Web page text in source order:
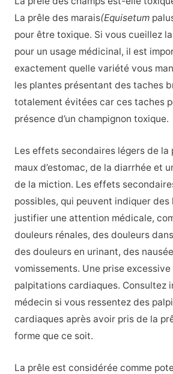
La prêle des marais(Equisetum
pour être toxique. Si vous cueillez
pour un usage médicinal, il est
exactement quelle variété vous
les plantes présentant des taches
totalement évitées car ces taches
présence d’un champignon toxique.
Les effets secondaires légers de la
maux d’estomac, de la diarrhée et
de la miction. Les effets
possibles, qui peuvent indiquer des
justifier une attention médicale,
douleurs rénales, des douleurs
des douleurs en urinant, des
vomissements. Une prise
palpitations cardiaques. Consultez
médecin si vous ressentez des
cardiaques après avoir pris de la
forme que ce soit.
La prêle est considérée comme